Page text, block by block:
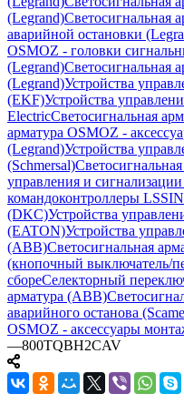
(Legrand)Светосигнальная
аварийной остановки
OSMOZ - головки
(Legrand)Светосигнальная
(Legrand)Устройства
(EKF)Устройства
ElectricСветосигнальная
арматура OSMOZ -
(Legrand)Устройства
(Schmersal)
управления и
командоконтроллеры
(DKC)Устройства
(EATON)Устройства
(ABB)Светосигнальная
(кнопочный выключатель/
сбореСелекторный
арматура (ABB)
аварийного останова
OSMOZ - аксессуары
—800TQBH2CAV